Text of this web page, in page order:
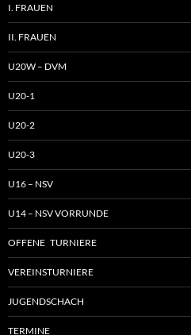
I. FRAUEN
II. FRAUEN
U20W – DVM
U20-1
U20-2
U20-3
U16 – NSV
U14 – NSV VORRUNDE
OFFENE TURNIERE
VEREINSTURNIERE
JUGENDSCHACH
TERMINE